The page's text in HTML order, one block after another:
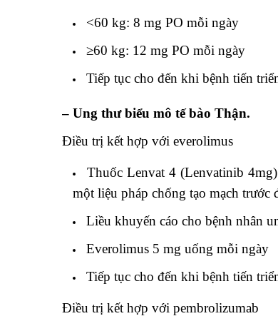
<60 kg: 8 mg PO mỗi ngày
≥60 kg: 12 mg PO mỗi ngày
Tiếp tục cho đến khi bệnh tiến
– Ung thư biểu mô tế bào Thận.
Điều trị kết hợp với everolimus
Thuốc Lenvat 4 (Lenvatinib
một liệu pháp chống tạo mạch trước
Liều khuyến cáo cho bệnh nhân
Everolimus 5 mg uống mỗi ngày
Tiếp tục cho đến khi bệnh tiến
Điều trị kết hợp với pembrolizumab